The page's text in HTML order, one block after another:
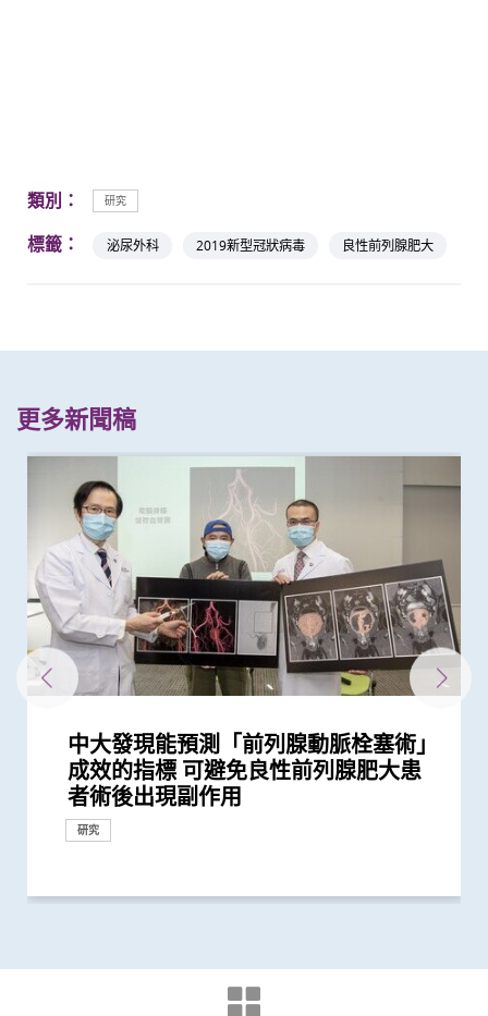
類別： 研究
標籤： 泌尿外科 2019新型冠狀病毒 良性前列腺肥大
更多新聞稿
中大發現能預測「前列腺動脈栓塞術」
成效的指標 可避免良性前列腺肥大患
者術後出現副作用
研究
中大醫學院領導的調查顯示 全球泌尿
科服務因新冠病毒大流行而被嚴重推遲
研究
中大張源津醫生成首位亞洲研究員 榮
獲國際泌尿科權威獎項John K.
Lattimer 講座獎
獎項及榮譽
中大率先在港引入前列腺癌多模式局部
定位治療 大幅降低手術及住院時間、
創傷和後遺症
外科創新技術
中大獲研資局2025/26年度「策略專題
研究資助金」撥款3,150萬港元
研究
中大利用港產内鏡手術機械人 完成全
球首個機械人輔助「經尿道膀胱腫瘤整
塊切除術」治膀胱癌
外科創新技術
中大醫學院創建亞洲首個膀胱癌類器官
生物庫 實現「先試後治」精準醫療
研究
中大醫學院研究顯示口服抗病毒藥物
「帕克斯洛維德」可將免疫力弱患者的
新冠後死亡風險降低42% 並揭示其與...
研究
中大研究證實「經尿道膀胱腫瘤整塊切
除術」較傳統手術治療更有效減低膀胱
癌復發機會
研究
中大研究顯示口服抗病毒藥物「帕克斯
洛維德」可降低新冠住院患者急症期後
死亡和出現後遺症的風險
研究
中大分析文字報告發現新冠症狀會隨病
毒變異及疫苗接種情況改變 並證實人
工智能大型語言模型有助傳染病研究
研究
中大研究估算在本港新冠Omicron病
毒流行期間 半數感染個案未被發現
研究
中大醫學院研發的SIM01微生態配方有
效紓緩新冠後遺症 研究結果剛發表於
國際權威醫學期刊 《刺針傳染病學》
研究
中大醫學院發現可預測新冠疫苗長期藥
效的腸道微生物和代謝物標記
研究
中大研究發現香港兒童近視率創新高
新冠疫情後六歲兒童患近視人數倍增
低濃度阿托品眼藥水結合紅光療法研...
研究
中大威院研究證實新冠抗病毒藥適用於
嚴重腎病患者
研究
研究揭示在懷孕期間感染2019冠狀病毒
病 如何對胎盤造成不良影響
研究
新冠疫苗復必泰及科興引發之「T細胞
反應」可有效預防不同新冠病毒變異株
引起的嚴重疾病
研究
中大研究證實新冠口服藥有效降低院舍
長者五成入院風險及防止病情惡化
研究
中大醫學院大型臨床研究證實口服微膠
囊活菌配方SIM01有效紓緩新冠後遺症
研究
中大研究顯示新冠風土化期間市民願意
繼續戴口罩及用酒精消毒液潔手 但接
種新冠疫苗加強劑意願偏低
研究
中大醫學院進行亞洲最大型長新冠研究
推算生殖系統徵狀如性功能障礙困擾逾
40萬港人
研究
港大及中大醫學院聯合研究證實 吸煙
及肥胖令患上重症新冠肺炎的風險增加
65%至81%
研究
大型臨床研究證中大腸道微生態配方
(SIM01) 能減新冠及其他細菌和病毒感
染風險
研究
中大研究建議本港安老院舍應維持現有
防疫措施
研究
中大港大研究發現新冠口服藥可降低住
院患者死亡風險近八成 並可顯著減低
門診患者入院率近九成
研究
中大成功開發實時生物信息平台評估新
冠疫苗效用 針對變異病毒 準確度達
95%
研究
中大醫學院獲醫管局支持開展香港首個
大型長新冠研究 協助政府策劃更全面
的長新冠醫療服務
研究
本港兒童疫情期間生活習慣全線失守
疫下兒童超重和肥胖比率增近兩倍 疫
後抗拒「重回正軌」
研究
中大研究發現接種疫苗加強劑有效提高
母乳中新冠病毒抗體 保護年幼嬰兒
研究
中大研究顯示第三劑疫苗是高危群組抵
抗新冠病毒感染的關鍵
研究
港大及中大醫學院聯合研究發現已接種
疫苗人士 在感染新型冠狀病毒變異株
Omicron後能對不同的新冠病毒變異...
研究
中大臨床研究中心與中大醫院合作 進
行香港首個專為新冠肺炎研發的口服藥
物臨床研究
研究
中大醫學院全球首證有「長新冠型腸道
微生態」利用腸道微生態可準確預測、
診斷及治療「長新冠」
研究
中大醫學院研究顯示新冠康復者有較高
風險出現乾眼症
研究
中大醫學院聯同九龍城民政事務處舉辦
社區學童疫苗接種計劃 目標為2,000名
市民接種新冠疫苗
健康推廣計劃
港大及中大醫學院聯合研究發現 吸煙
增加患上新冠肺炎的風險
研究
中大港大幹細胞研究揭示新冠病毒誘發
血管炎症新機制
研究
中大研究發現腸道微生態失衡與「長新
冠」息息相關
研究
一月七日起重啟部分嚴謹社交距離措施
後的香港疫情估算
研究
中大領導亞洲多地專家進行研究顯示
「機械人輔助根治性全膀胱切除連體內
尿路重建手術」減出血量及加快術後...
研究
港大及中大醫學院聯合研究發現 第三
劑復必泰疫苗能提供足夠抗體 抵抗新
型冠狀病毒變異株Omicron
研究
港大及中大醫學院聯合研究發現 新型
冠狀病毒變異株 Omicron 可大幅減低
復必泰疫苗的病毒中和能力
研究
中大港大聯合研究發現「青春雙歧桿
菌」可加強新冠疫苗成效
研究
中大研究揭示新冠肺炎患者急性腎損傷
的新機制和治療方法
研究
中大研究顯示訂立標準的實驗設置有助
確保新冠病毒核酸檢測表現
研究
中大發現新冠疫情期間本港學童近視發
病率為疫情前2.5倍 研究指減少戶外活
動時間及增加使用電子產品為主因
研究
中大醫學院調查發現 僅4分之1未接種
新冠疫苗人士有意於未來半年接種 必
須盡快增加接種誘因
研究
中大醫學院推算全港約有二萬名未被發
現新冠感染者 研究證實本港所有疫苗
接種者均產生中和抗體 呼籲透過接種...
研究
中大與港大醫學院帶領國際科研團隊發
現丙肝藥物可治新冠肺炎
研究
中大研究顯示新冠病毒抗體可經母體傳
至胎兒
研究
中大醫學院研究指幼兒成為新冠病毒
「隱形傳播者」的風險不容忽視 病毒
載量及帶活性病毒的比例偏高 持續帶...
研究
中大醫學院研究指出優化腸道微生態有
望提升新冠疫苗安全及成效
研究
中大醫學院與海外外科專家聯合建議
新冠患者將手術延後七星期以減低死亡
風險
國際合作
中大及浸大推出「精胺風險評分」診斷
前列腺癌
研究
中大發現新冠患者的腸道內缺乏可調節
免疫力的益菌 八成新冠患者出現「長
新冠」症狀 腸道微生態失衡成關鍵
研究
中大醫學院調查發現政府在推動新冠疫
苗接種上扮演最重要角色
研究
中大證實以鼻紙條採集鼻液樣本檢測新
冠肺炎安全、簡易及準確度高 適用於
不同年齡層 提倡廣泛使用以達更佳疫...
研究
四成港人腸道微生態失衡情況與新冠患
者類似 中大研發「微生態免疫力配
方」證有效促進新冠患者康復 有望提...
研究
中大研究顯示社區接觸環境對新冠肺炎
傳播起關鍵作用 娛樂場所是傳播次數
最多的主要接觸環境
研究
中大醫學院研究顯示吸煙為全球膀胱癌
主因 聯同多國專家制訂「經尿道膀胱
腫瘤整塊切除術」的臨床指引
研究
中大證新冠嬰孩患者糞便帶病毒 可成
隱形傳播者 成立新冠病毒檢測中心 致
力為嬰幼兒作糞便檢測
研究
本港新冠肺炎死亡個案絕大部分為60歲
或以上 中大率領國際專家共同制定策
略 照顧長者及認知障礙症患者
研究
中大研究顯示新冠肺炎患者常見有肝臟
受損問題 建議監測患者肝功能 及早發
現病情惡化
研究
中大發現糖尿病或為感染新冠肺炎高危
因素 研究有助了解病毒致病潛在機制
研究
中大全球首證新冠患者腸道微生態現失
衡狀況 成功研發益生菌配方平衡腸道
微生態 有望增強免疫力
研究
中大招募三千港人 偵查隱性新冠感染
拆解防疫關鍵
研究
中大醫學院為機場抵港人士提供免費糞
便檢測服務 首階段以兒童及嬰孩為目
標 助揪出感染新型冠狀病毒「隱形個...
臨床服務
中大發現新型冠狀病毒於呼吸道清除後
仍存留於糞便 計劃為檢疫中心隔離人
士化驗糞便 及早揪出「隱形個案」減...
研究
中大醫學院公布「2019新型冠狀病毒社
區研究」結果
研究
中大完成全球首個多專科單孔微創機械
人手術臨床研究 證新技術有效深入以
往難達位置進行精準治療
外科創新技術
中大醫學院研「前列腺動脈栓塞術」治
前列腺肥大 9成病人經新法治療後可正
常排尿
臨床服務
中大成立何善衡泌尿中心加強本地前列
腺癌的早期診斷和治療
臨床服務
中大評估及治療逾300名因吸食氯胺酮
而患有排尿功能障礙青年 最新研究證
實綜合消炎治療能顯著改善病情
研究
中大率先發現吸毒劑量對青少年膀胱功
能有負面影響
研究